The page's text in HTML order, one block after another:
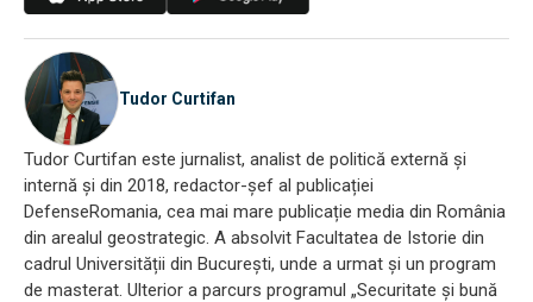
Tudor Curtifan
Tudor Curtifan este jurnalist, analist de politică externă și
internă și din 2018, redactor-șef al publicației
DefenseRomania, cea mai mare publicație media din România
din arealul geostrategic. A absolvit Facultatea de Istorie din
cadrul Universității din București, unde a urmat și un program
de masterat. Ulterior a parcurs programul „Securitate și bună